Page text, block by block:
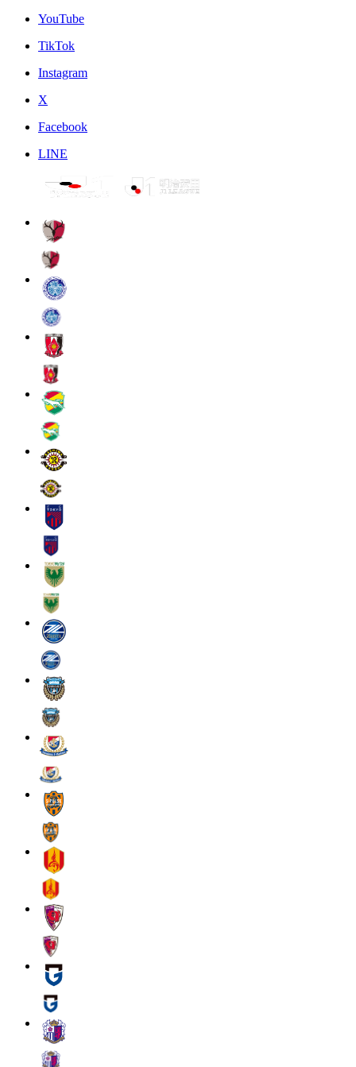
YouTube
TikTok
Instagram
X
Facebook
LINE